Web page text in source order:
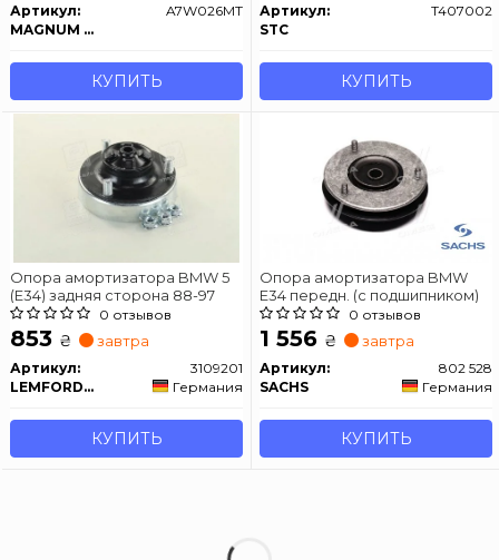
Артикул:
A7W026MT
MAGNUM TECHNOLOGY
КУПИТЬ
Артикул:
T407002
STC
КУПИТЬ
Опора амортизатора BMW 5
(E34) задняя сторона 88-97
0 отзывов
853 ₴ завтра
Артикул:
3109201
LEMFORDER
Германия
КУПИТЬ
Опора амортизатора BMW
E34 передн. (с подшипником)
0 отзывов
1 556 ₴ завтра
Артикул:
802 528
SACHS
Германия
КУПИТЬ